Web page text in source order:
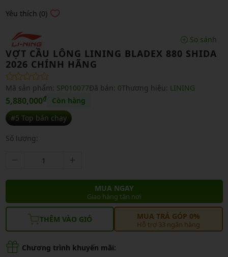
Yêu thích (0)
So sánh
VỢT CẦU LÔNG LINING BLADEX 880 SHIDA
2026 CHÍNH HÃNG
Mã sản phẩm: SP010077Đã bán: 0Thương hiệu: LINING
5,880,000₫
Còn hàng
#5 Top bán chạy
Số lượng:
MUA NGAY
Giao hàng tận nơi
THÊM VÀO GIỎ MUA TRẢ GÓP 0%
Hỗ trợ 33 ngân hàng
Chương trình khuyến mãi: